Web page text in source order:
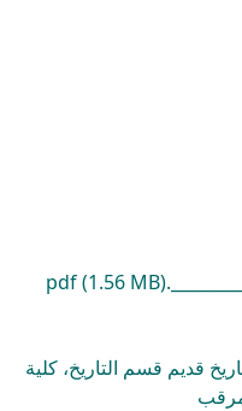
(1.56 MB)
قديم قسم التاريخ، كلية